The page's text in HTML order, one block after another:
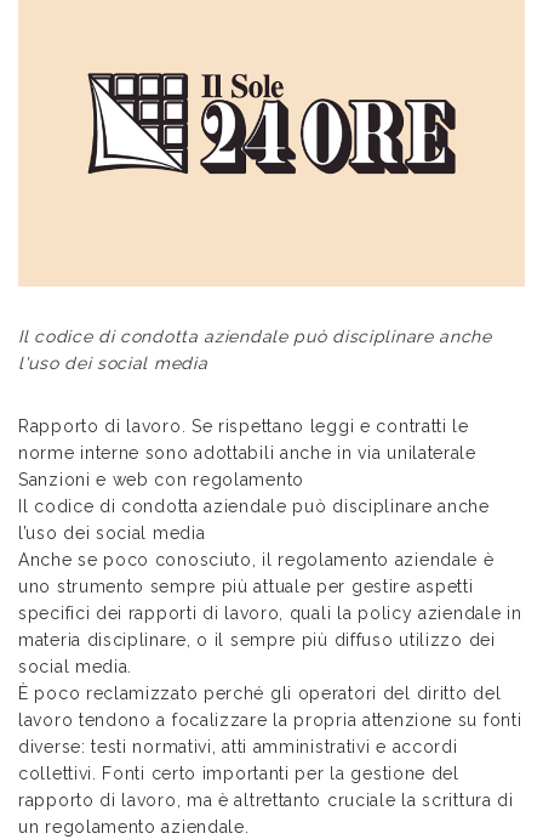
Il codice di condotta aziendale può disciplinare anche
l'uso dei social media
Rapporto di lavoro. Se rispettano leggi e contratti le
norme interne sono adottabili anche in via unilaterale
Sanzioni e web con regolamento
Il codice di condotta aziendale può disciplinare anche
l’uso dei social media
Anche se poco conosciuto, il regolamento aziendale è
uno strumento sempre più attuale per gestire aspetti
specifici dei rapporti di lavoro, quali la policy aziendale in
materia disciplinare, o il sempre più diffuso utilizzo dei
social media.
È poco reclamizzato perché gli operatori del diritto del
lavoro tendono a focalizzare la propria attenzione su fonti
diverse: testi normativi, atti amministrativi e accordi
collettivi. Fonti certo importanti per la gestione del
rapporto di lavoro, ma è altrettanto cruciale la scrittura di
un regolamento aziendale.